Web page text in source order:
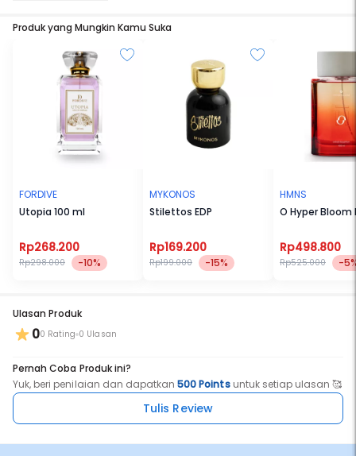
amber yang memberikan kesan lembut dan mewah.
Produk yang Mungkin Kamu Suka
FORDIVE
Utopia 100 ml
Rp268.200
Rp298.000 -10%
MYKONOS
Stilettos EDP
Rp169.200
Rp199.000 -15%
HMNS
O Hyper Bloom
Rp498.800
Rp525.000 -
Ulasan Produk
00 Rating 0 Ulasan
Pernah Coba Produk ini?
Yuk, beri penilaian dan dapatkan500 Pointsuntuk setiap ulasan 🥰
Tulis Review